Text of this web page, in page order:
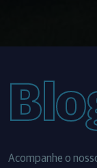
Acompanhe o